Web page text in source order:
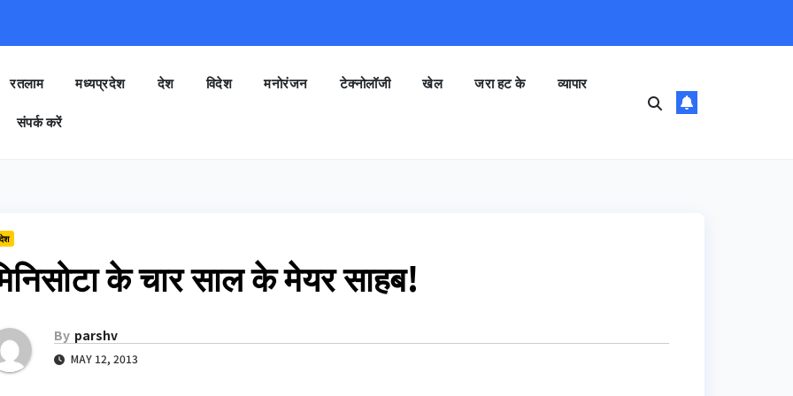
रतलाम मध्यप्रदेश देश विदेश मनोरंजन टेक्नोलॉजी खेल जरा हट के व्यापार
संपर्क करें
के चार साल के मेयर साहब!
By parshv
MAY 12, 2013